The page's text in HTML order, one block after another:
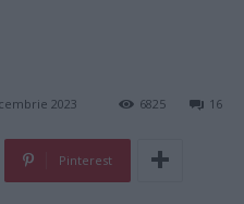
2023 16
6825
Pinterest